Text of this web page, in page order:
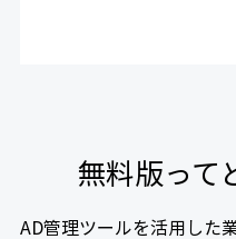
無料版って
AD管理ツールを活用した